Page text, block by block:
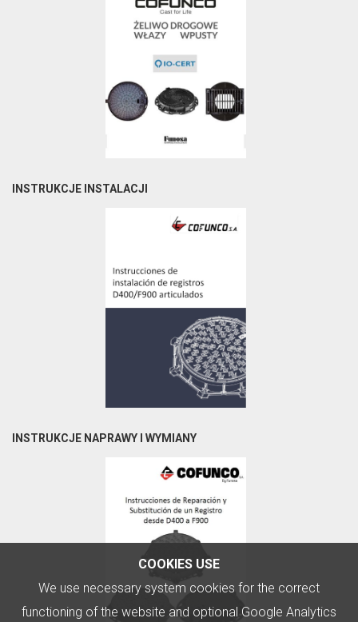
COOKIES USE
We use necessary system cookies for the correct
functioning of the website and optional Google Analytics
INSTRUKCJE INSTALACJI
INSTRUKCJE NAPRAWY I WYMIANY